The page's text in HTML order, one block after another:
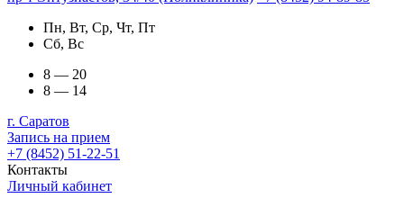
Пн, Вт, Ср, Чт, Пт
Сб, Вс
8 — 20
8 — 14
г. Саратов
Запись на прием
+7 (8452) 51-22-51
Контакты
Личный кабинет